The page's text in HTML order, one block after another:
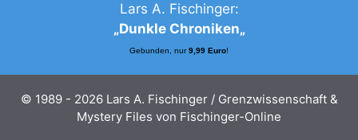
Lars A. Fischinger:
„Dunkle Chroniken„
Gebunden, nur9,99 Euro!
© 1989 - 2026 Lars A. Fischinger / Grenzwissenschaft &
Mystery Files von Fischinger-Online